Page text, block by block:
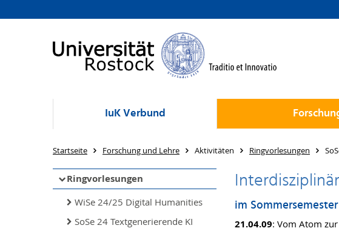
IuK Verbund
Startseite Forschung und Lehre Aktivitäten Ringvorlesungen
Ringvorlesungen
WiSe 24/25 Digital Humanities
SoSe 24 Textgenerierende KI
im
21.04.09: Vom Atom